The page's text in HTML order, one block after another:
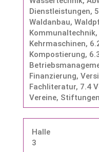
Dienstleistungen,
Waldanbau,
Kommunaltechnik,
Kehrmaschinen,
Kompostierung,
Finanzierung,
Fachliteratur, 7.4
Vereine, Stiftungen
Halle
3